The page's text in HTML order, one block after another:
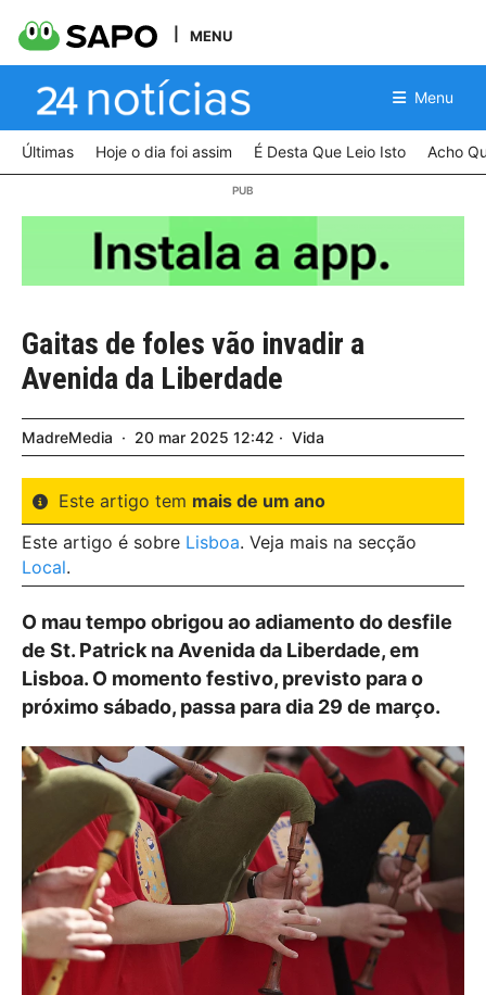
MENU
Menu
Últimas Hoje o dia foi assim É Desta Que Leio Isto Acho
Gaitas de foles vão invadir a
Avenida da Liberdade
MadreMedia 20 mar 2025 12:42 Vida
Este artigo tem mais de um ano
Este artigo é sobre Lisboa. Veja mais na secção
Local.
O mau tempo obrigou ao adiamento do desfile
de St. Patrick na Avenida da Liberdade, em
Lisboa. O momento festivo, previsto para o
próximo sábado, passa para dia 29 de março.